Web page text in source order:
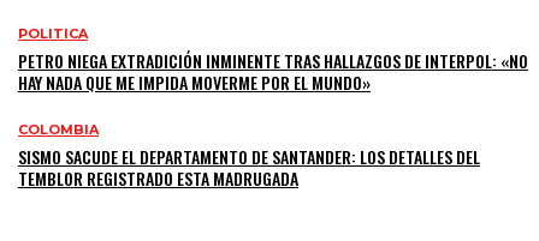
POLITICA
PETRO NIEGA EXTRADICIÓN INMINENTE TRAS HALLAZGOS DE INTERPOL: «NO
HAY NADA QUE ME IMPIDA MOVERME POR EL MUNDO»
COLOMBIA
SISMO SACUDE EL DEPARTAMENTO DE SANTANDER: LOS DETALLES DEL
TEMBLOR REGISTRADO ESTA MADRUGADA